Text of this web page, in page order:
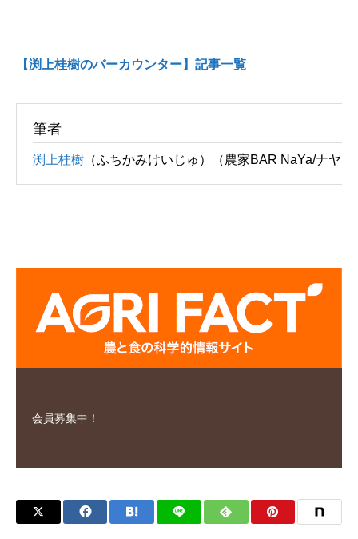
【渕上桂樹のバーカウンター】記事一覧
筆者
渕上桂樹 （ふちかみけいじゅ）（農家BAR NaYa/ナヤラ
会員募集中！